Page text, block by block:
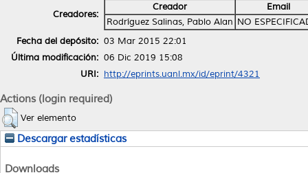
Creadores:
Creador
Email
Rodríguez Salinas, Pablo Alan NO
Fecha del depósito: 03 Mar 2015 22:01
Última modificación: 06 Dic 2019 15:08
URI: http://eprints.uanl.mx/id/eprint/4321
Actions (login required)
Ver elemento
Descargar estadísticas
Downloads